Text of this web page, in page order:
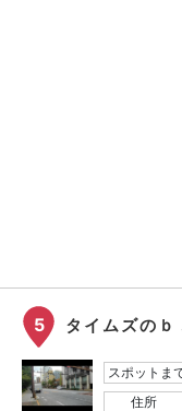
5 タイムズの
スポットま
住所